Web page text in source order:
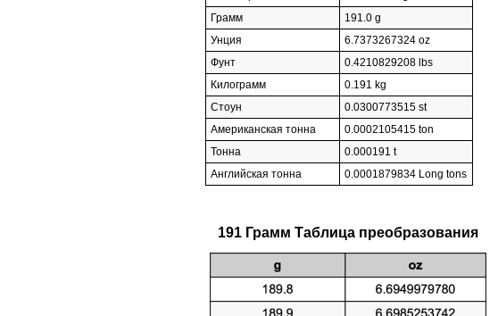
Грамм
191.0 g
Унция
6.7373267324 oz
Фунт
0.4210829208 lbs
Килограмм
0.191 kg
Стоун
0.0300773515 st
Американская тонна
0.0002105415 ton
Тонна
0.000191 t
Английская тонна
0.0001879834 Long tons
191 Грамм Таблица преобразования